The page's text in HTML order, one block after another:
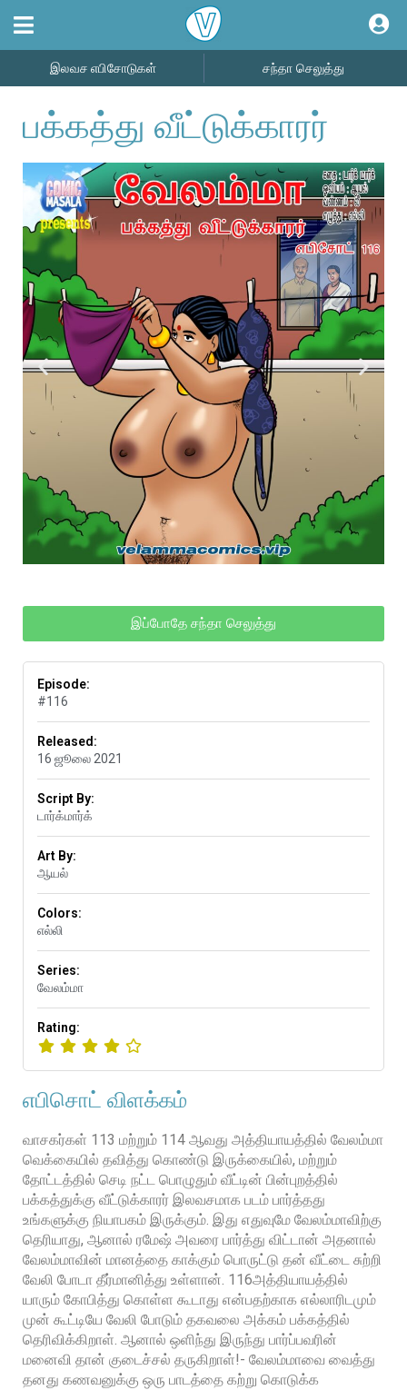
இலவச எபிசோடுகள் சந்தா செலுத்து
பக்கத்து வீட்டுக்காரர்
இப்போதே சந்தா செலுத்து
Episode:
#116
Released:
16 ஜூலை 2021
Script By:
டார்க்மார்க்
Art By:
ஆயல்
Colors:
எல்லி
Series:
வேலம்மா
Rating:
எபிசொட் விளக்கம்
வாசகர்கள் 113 மற்றும் 114 ஆவது அத்தியாயத்தில் வேலம்மா
வெக்கையில் தவித்து கொண்டு இருக்கையில், மற்றும்
தோட்டத்தில் செடி நட்ட பொழுதும் வீட்டின் பின்புறத்தில்
பக்கத்துக்கு வீட்டுக்காரர் இலவசமாக படம் பார்த்தது
உங்களுக்கு நியாபகம் இருக்கும். இது எதுவுமே வேலம்மாவிற்கு
தெரியாது, ஆனால் ரமேஷ் அவரை பார்த்து விட்டான் அதனால்
வேலம்மாவின் மானத்தை காக்கும் பொருட்டு தன் வீட்டை சுற்றி
வேலி போடா தீர்மானித்து உள்ளான். 116அத்தியாயத்தில்
யாரும் கோபித்து கொள்ள கூடாது என்பதற்காக எல்லாரிடமும்
முன் கூட்டியே வேலி போடும் தகவலை அக்கம் பக்கத்தில்
தெரிவிக்கிறாள். ஆனால் ஒளிந்து இருந்து பார்ப்பவரின்
மனைவி தான் குடைச்சல் தருகிறாள்!- வேலம்மாவை வைத்து
தனது கணவனுக்கு ஒரு பாடத்தை கற்று கொடுக்க